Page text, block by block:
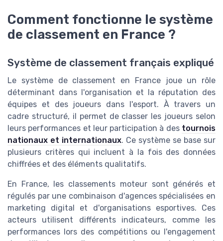
Comment fonctionne le système
de classement en France ?
Système de classement français expliqué
Le système de classement en France joue un rôle
déterminant dans l'organisation et la réputation des
équipes et des joueurs dans l'esport. À travers un
cadre structuré, il permet de classer les joueurs selon
leurs performances et leur participation à des tournois
nationaux et internationaux. Ce système se base sur
plusieurs critères qui incluent à la fois des données
chiffrées et des éléments qualitatifs.
En France, les classements moteur sont générés et
régulés par une combinaison d'agences spécialisées en
marketing digital et d'organisations esportives. Ces
acteurs utilisent différents indicateurs, comme les
performances lors des compétitions ou l'engagement